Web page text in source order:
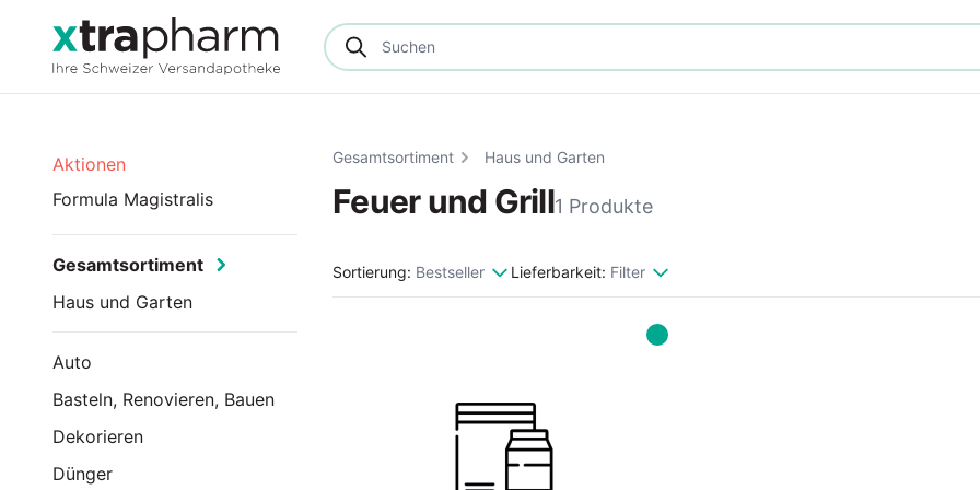
Aktionen
Formula Magistralis
Gesamtsortiment
Haus und Garten
Auto
Basteln, Renovieren, Bauen
Dekorieren
Dünger
Gesamtsortiment Haus und Garten
Feuer und Grill1 Produkte
Sortierung: Bestseller Lieferbarkeit: Filter